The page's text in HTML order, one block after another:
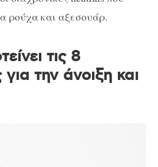
ρούχα και αξεσουάρ.
τις 8
για την άνοιξη και